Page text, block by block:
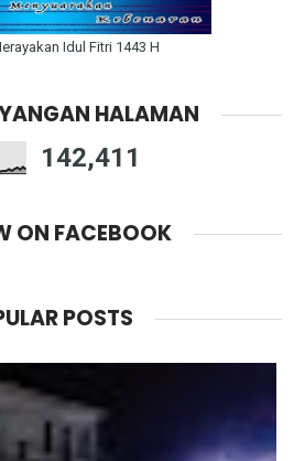
Idul Fitri 1443 H
HALAMAN
142,411
ON FACEBOOK
POSTS